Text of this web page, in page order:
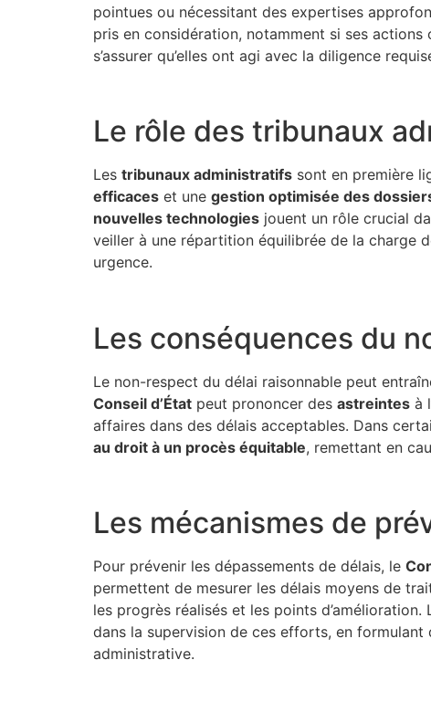
pointues ou nécessitant des expertises
pris en considération, notamment si ses
s’assurer qu’elles ont agi avec la diligence
Le rôle des tribunaux
Les tribunaux administratifs sont en première
efficaces et une gestion optimisée des
nouvelles technologies jouent un rôle crucial
veiller à une répartition équilibrée de la charge
urgence.
Les conséquences du
Le non-respect du délai raisonnable peut
Conseil d’État peut prononcer des astreintes à
affaires dans des délais acceptables. Dans
au droit à un procès équitable, remettant en
Les mécanismes de
Pour prévenir les dépassements de délais, le
permettent de mesurer les délais moyens de
les progrès réalisés et les points d’amélioration.
dans la supervision de ces efforts, en
administrative.